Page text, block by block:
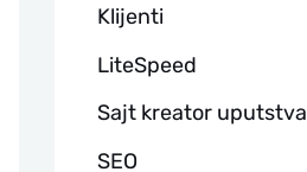
Klijenti
LiteSpeed
Sajt kreator uputstva
SEO